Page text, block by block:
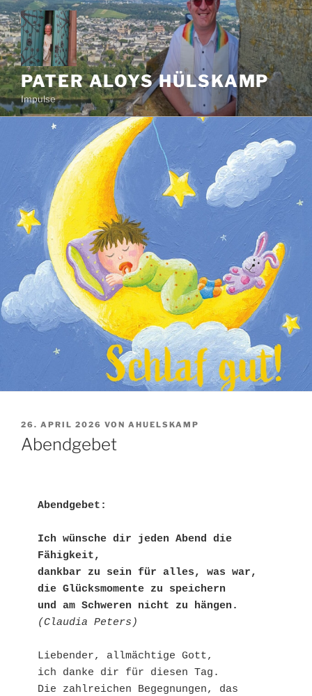
Zum
Inhalt
springen
PATER ALOYS HÜLSKAMP
Impulse
VERÖFFENTLICHT
AM
26. APRIL 2026 VON AHUELSKAMP
Abendgebet
Abendgebet:
Ich wünsche dir jeden Abend die
Fähigkeit,
dankbar zu sein für alles, was war,
die Glücksmomente zu speichern
und am Schweren nicht zu hängen.
(Claudia Peters)
Liebender, allmächtige Gott,
ich danke dir für diesen Tag.
Die zahlreichen Begegnungen, das